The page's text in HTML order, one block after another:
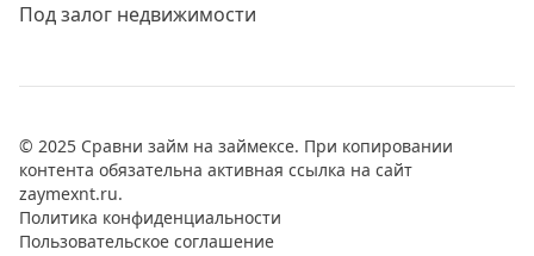
Под залог недвижимости
© 2025 Сравни займ на займексе. При копировании
контента обязательна активная ссылка на сайт
zaymexnt.ru.
Политика конфиденциальности
Пользовательское соглашение